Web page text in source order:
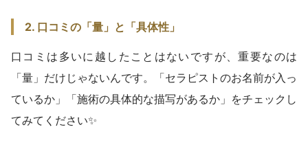
2. 口コミの「量」と「具体性」
口コミは多いに越したことはないですが、重要なのは
「量」だけじゃないんです。「セラピストのお名前が入っ
ているか」「施術の具体的な描写があるか」をチェックし
てみてください✨